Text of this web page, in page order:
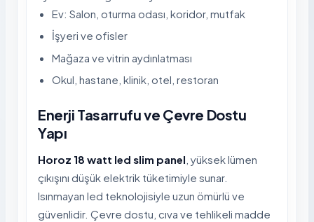
Ev: Salon, oturma odası, koridor, mutfak
İşyeri ve ofisler
Mağaza ve vitrin aydınlatması
Okul, hastane, klinik, otel, restoran
Enerji Tasarrufu ve Çevre Dostu
Yapı
Horoz 18 watt led slim panel , yüksek lümen
çıkışını düşük elektrik tüketimiyle sunar.
Isınmayan led teknolojisiyle uzun ömürlü ve
güvenlidir. Çevre dostu, cıva ve tehlikeli madde